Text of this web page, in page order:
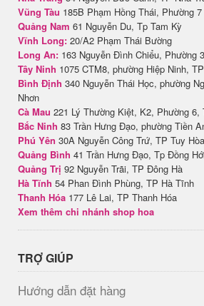
Vũng Tàu 185B Phạm Hồng Thái, Phường 7
Quảng Nam 61 Nguyễn Du, Tp Tam Kỳ
Vĩnh Long: 20/A2 Phạm Thái Bường
Long An: 163 Nguyễn Đình Chiểu, Phường
Tây Ninh 1075 CTM8, phường Hiệp Ninh,
Bình Định 340 Nguyễn Thái Học, phường
Nhơn
Cà Mau 221 Lý Thường Kiệt, K2, Phường 6,
Bắc Ninh 83 Trần Hưng Đạo, phường Tiền
Phú Yên 30A Nguyễn Công Trứ, TP Tuy Hòa
Quảng Bình 41 Trần Hưng Đạo, Tp Đồng
Quảng Trị 92 Nguyễn Trãi, TP Đông Hà
Hà Tĩnh 54 Phan Đình Phùng, TP Hà Tĩnh
Thanh Hóa 177 Lê Lai, TP Thanh Hóa
Xem thêm chi nhánh shop hoa
TRỢ GIÚP
Hướng dẫn đặt hàng